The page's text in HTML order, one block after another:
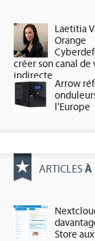
Laetitia
Orange
créer son canal de
indirecte
Arrow
l'Europe
ARTICLES À
Store aux